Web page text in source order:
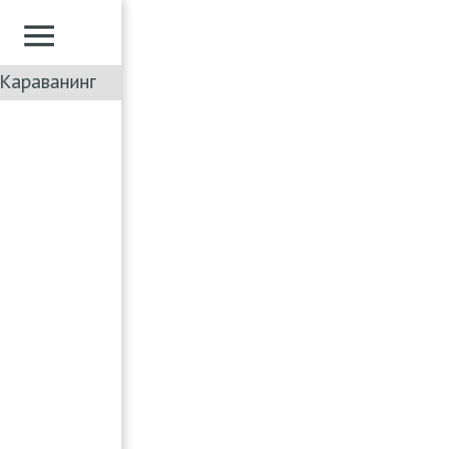
Караванинг